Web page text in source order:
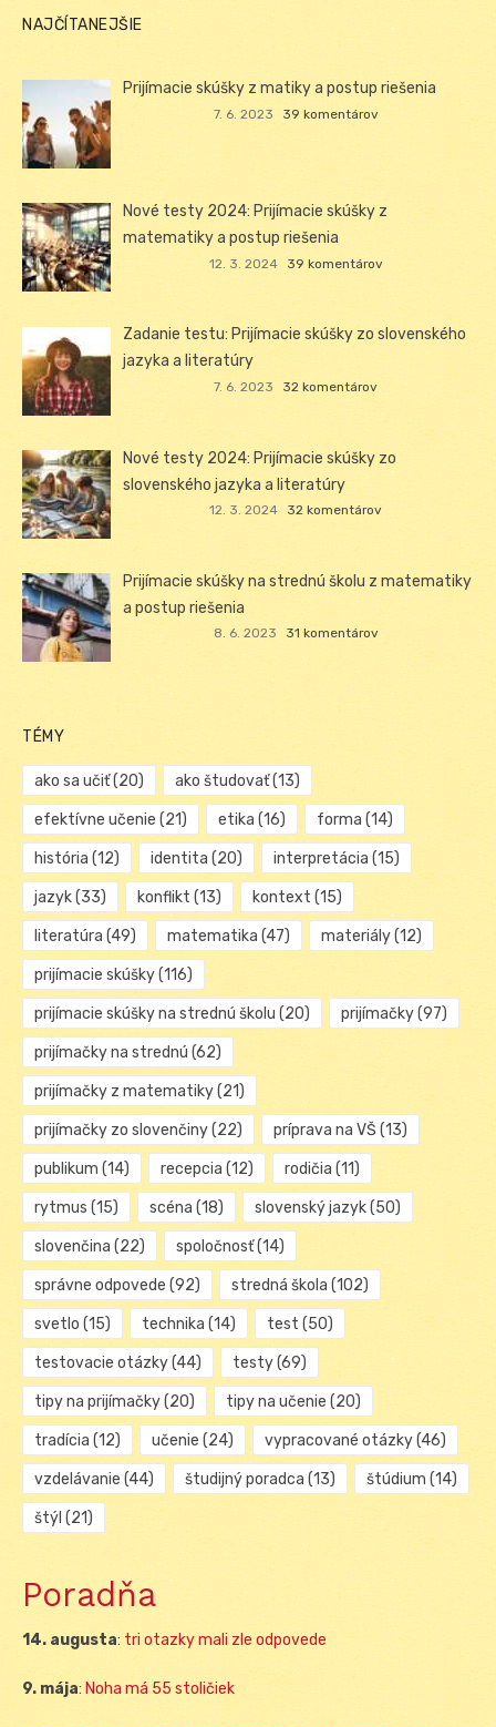
NAJČÍTANEJŠIE
Prijímacie skúšky z matiky a postup riešenia
7. 6. 2023 39 komentárov
Nové testy 2024: Prijímacie skúšky z
matematiky a postup riešenia
12. 3. 2024 39 komentárov
Zadanie testu: Prijímacie skúšky zo slovenského
jazyka a literatúry
7. 6. 2023 32 komentárov
Nové testy 2024: Prijímacie skúšky zo
slovenského jazyka a literatúry
12. 3. 2024 32 komentárov
Prijímacie skúšky na strednú školu z matematiky
a postup riešenia
8. 6. 2023 31 komentárov
TÉMY
ako sa učiť(20) ako študovať(13)
efektívne učenie (21) etika (16) forma (14)
história (12) identita (20) interpretácia (15)
jazyk(33) konflikt (13) kontext (15)
literatúra (49) matematika (47) materiály(12)
prijímacie skúšky(116)
prijímacie skúšky na strednú školu (20) prijímačky(97)
prijímačky na strednú (62)
prijímačky z matematiky(21)
prijímačky zo slovenčiny(22) príprava na VŠ (13)
publikum (14) recepcia (12) rodičia (11)
rytmus (15) scéna (18) slovenský jazyk(50)
slovenčina (22) spoločnosť(14)
správne odpovede (92) stredná škola (102)
svetlo (15) technika (14) test (50)
testovacie otázky(44) testy(69)
tipy na prijímačky(20) tipy na učenie (20)
tradícia (12) učenie (24) vypracované otázky(46)
vzdelávanie (44) študijný poradca (13) štúdium (14)
štýl (21)
Poradňa
14. augusta: tri otazky mali zle odpovede
9. mája: Noha má 55 stoličiek